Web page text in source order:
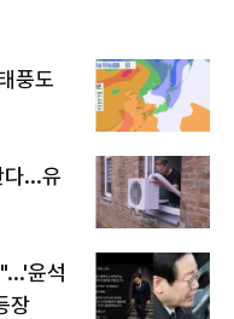
풍도
다...유
윤석
장